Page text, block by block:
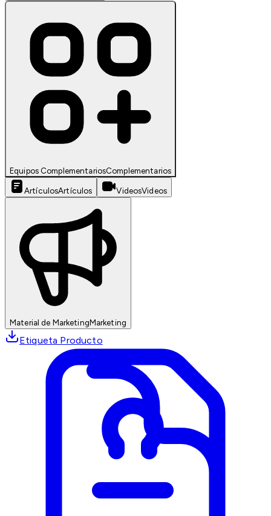
Equipos ComplementariosComplementarios
ArtículosArtículos VideosVideos
Material de MarketingMarketing
Etiqueta Producto